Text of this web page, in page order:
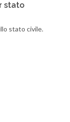
stato
stato civile.